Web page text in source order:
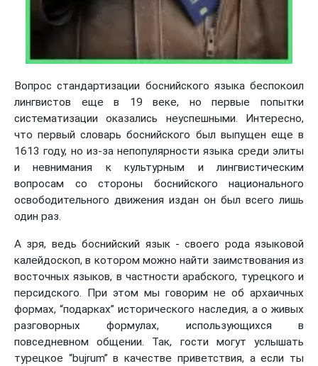
Вопрос стандартизации боснийского языка беспокоил
лингвистов еще в 19 веке, но первые попытки
систематизации оказались неуспешными. Интересно,
что первый словарь боснийского был выпущен еще в
1613 году, но из-за непопулярности языка среди элиты
и невнимания к культурным и лингвистическим
вопросам со стороны боснийского национального
освободительного движения издан он был всего лишь
один раз.
А зря, ведь боснийский язык - своего рода языковой
калейдоскоп, в котором можно найти заимствования из
восточных языков, в частности арабского, турецкого и
персидского. При этом мы говорим не об архаичных
формах, “подарках” исторического наследия, а о живых
разговорных формулах, использующихся в
повседневном общении. Так, гости могут услышать
турецкое “bujrum” в качестве приветствия, а если ты